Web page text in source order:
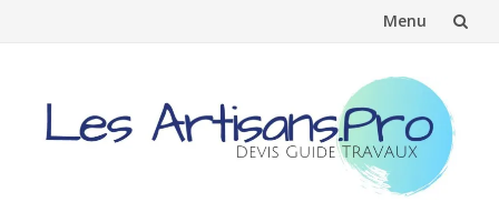
Menu
contenu